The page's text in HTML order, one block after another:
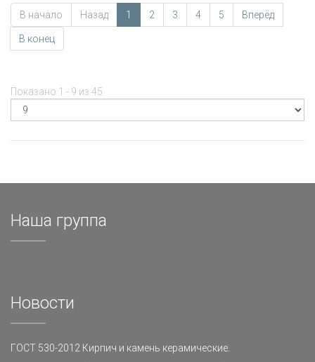
В начало Назад 1 2 3 4 5 Вперёд
В конец
Показано 1 - 9 из 45
Наша группа
Новости
ГОСТ 530-2012 Кирпич и камень керамические.